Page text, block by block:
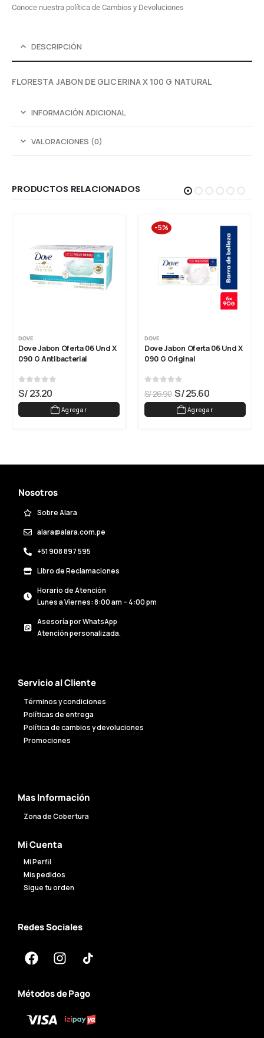
Conoce nuestra política de Cambios y Devoluciones
DESCRIPCIÓN
FLORESTA JABON DE GLICERINA X 100 G NATURAL
INFORMACIÓN ADICIONAL
VALORACIONES (0)
PRODUCTOS RELACIONADOS
DOVE
Dove Jabon Oferta 06 Und X
090 G Antibacterial
0 out of 5
S/23.20
Agregar
-5%
DOVE
Dove Jabon Oferta 06 Und X
090 G Original
out of 5
S/26.90 S/25.60
Agregar
Nosotros
Sobre Alara
alara@alara.com.pe
+51 908 897 595
Libro de Reclamaciones
Horario de Atención
Lunes a Viernes: 8:00 am – 4:00 pm
Asesoría por WhatsApp
Atención personalizada.
Servicio al Cliente
Términos y condiciones
Políticas de entrega
Política de cambios y devoluciones
Promociones
Mas Información
Zona de Cobertura
Mi Cuenta
Mi Perfil
Mis pedidos
Sigue tu orden
Redes Sociales
Métodos de Pago